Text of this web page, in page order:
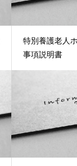
特別養護老人
事項説明書